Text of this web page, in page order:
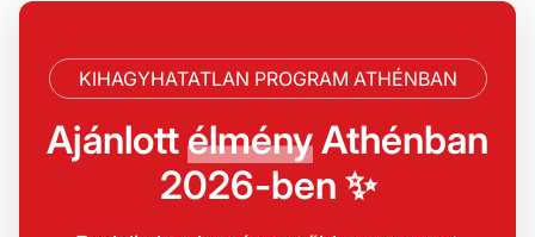
KIHAGYHATATLAN PROGRAM ATHÉNBAN
AjánlottélményAthénban
2026-ben ✨